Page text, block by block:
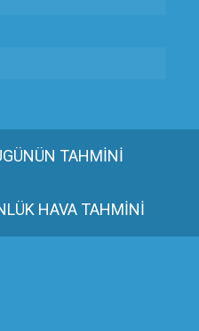
TAHMİNİ
HAVA TAHMİNİ